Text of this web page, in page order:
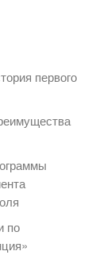
первого
по